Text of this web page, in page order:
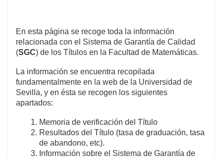
En esta página se recoge toda la información
relacionada con el Sistema de Garantía de Calidad
(SGC) de los Títulos en la Facultad de Matemáticas.
La información se encuentra recopilada
fundamentalmente en la web de la Universidad de
Sevilla, y en ésta se recogen los siguientes
apartados:
Memoria de verificación del Título
Resultados del Título (tasa de graduación, tasa
de abandono, etc).
Información sobre el Sistema de Garantía de